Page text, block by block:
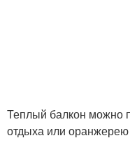
Теплый балкон можно
отдыха или оранжерею